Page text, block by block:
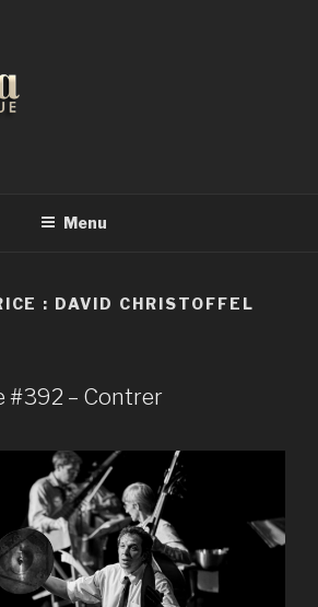
Menu
: DAVID CHRISTOFFEL
#392 – Contrer